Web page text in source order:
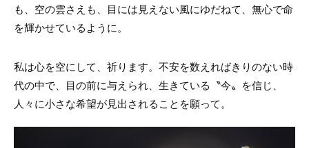
も、空の雲さえも、目には見えない風にゆだねて、無心で命
を輝かせているように。
私は心を空にして、祈ります。不安を数えればきりのない時
代の中で、目の前に与えられ、生きている〝今〟を信じ、
人々に小さな希望が見出されることを願って。